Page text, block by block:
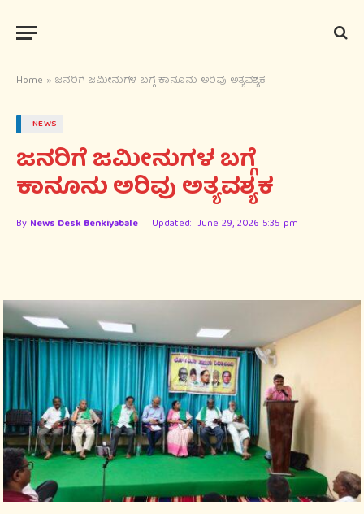
Home » ಜನರಿಗೆ ಜಮೀನುಗಳ ಬಗ್ಗೆ ಕಾನೂನು ಅರಿವು ಅತ್ಯವಶ್ಯಕ
NEWS
ಜನರಿಗೆ ಜಮೀನುಗಳ ಬಗ್ಗೆ
ಕಾನೂನು ಅರಿವು ಅತ್ಯವಶ್ಯಕ
By News Desk Benkiyabale Updated: June 29, 2026 5:35 pm